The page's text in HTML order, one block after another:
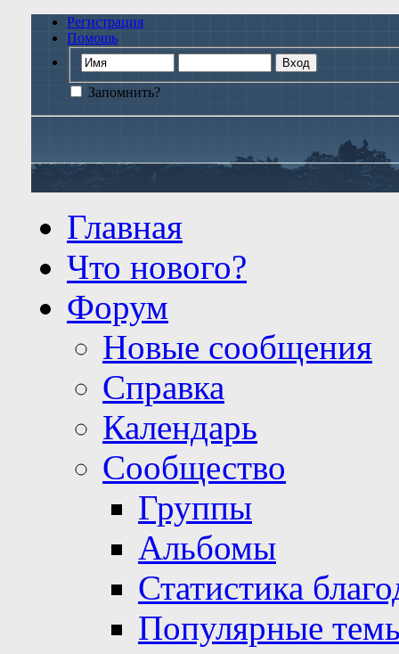
Регистрация
Помощь
Запомнить?
Главная
Что нового?
Форум
Новые сообщения
Справка
Календарь
Сообщество
Группы
Альбомы
Статистика
Популярные